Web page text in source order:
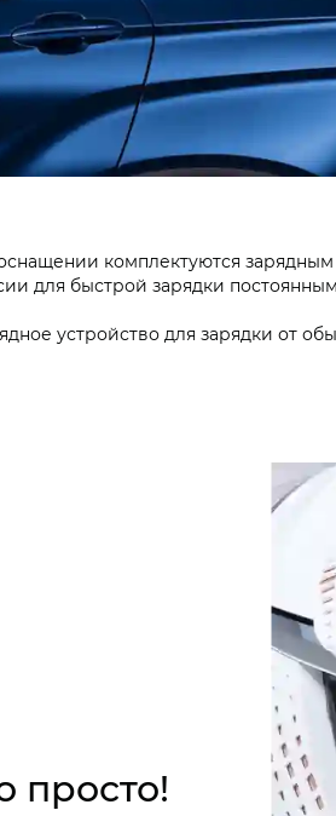
комплектуются
для быстрой зарядки
устройство для зарядки от
просто!